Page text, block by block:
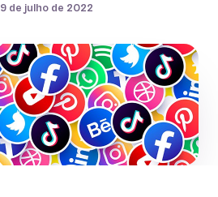
9 de julho de 2022